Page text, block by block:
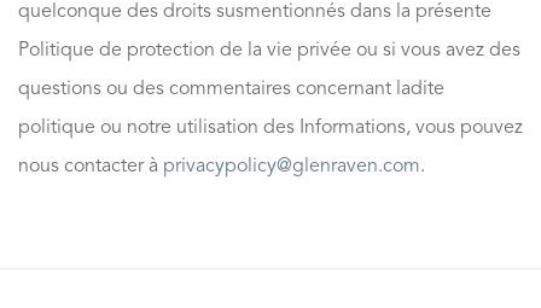
quelconque des droits susmentionnés dans la présente
Politique de protection de la vie privée ou si vous avez des
questions ou des commentaires concernant ladite
politique ou notre utilisation des Informations, vous pouvez
nous contacter à privacypolicy@glenraven.com.